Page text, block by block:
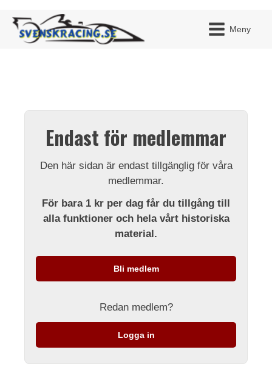
Meny
Endast för medlemmar
Den här sidan är endast tillgänglig för våra
medlemmar.
För bara 1 kr per dag får du tillgång till
alla funktioner och hela vårt historiska
material.
Bli medlem
Redan medlem?
Logga in